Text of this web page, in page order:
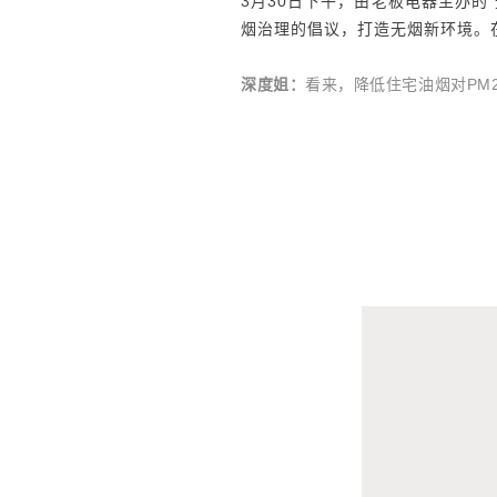
烟治理的倡议，打造无烟新环境
深度姐： 看来，降低住宅油烟对